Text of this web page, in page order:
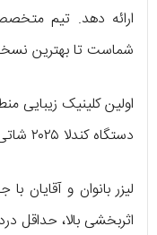
ارائه دهد. تیم
شماست تا بهترین
اولین کلینیک زیبایی
دستگاه کندلا ۲۰۲۵ شاتی
اثربخشی بالا، حداقل